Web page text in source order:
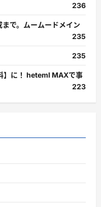
236
で。ムームードメイン
235
235
】に！ heteml MAXで事
223